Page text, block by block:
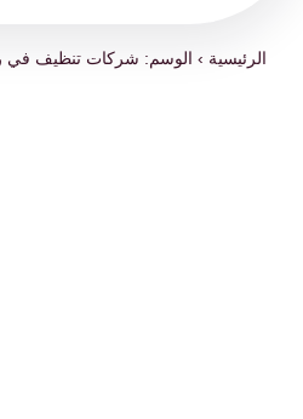
الرئيسية › الوسم: شركات تنظيف في